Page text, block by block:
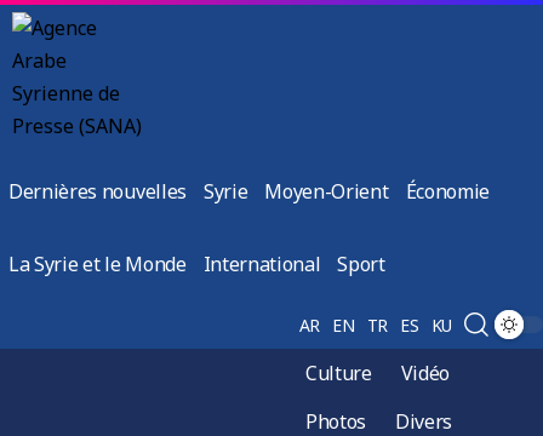
Dernières nouvelles Syrie Moyen-Orient Économie
La Syrie et le Monde International Sport
AR EN TR ES KU
Culture
Vidéo
Photos
Divers